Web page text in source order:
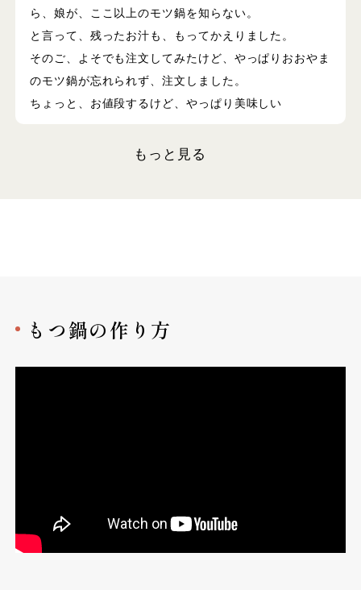
ら、娘が、ここ以上のモツ鍋を知らない。
と言って、残ったお汁も、もってかえりました。
そのご、よそでも注文してみたけど、やっぱりおおやま
のモツ鍋が忘れられず、注文しました。
ちょっと、お値段するけど、やっぱり美味しい
もっと見る
もつ鍋の作り方